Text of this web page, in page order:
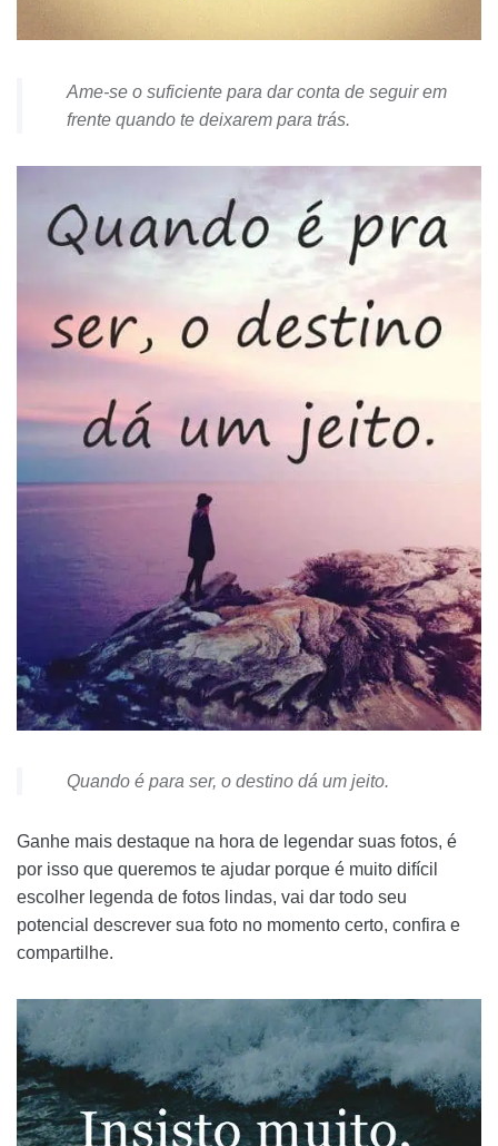
Ame-se o suficiente para dar conta de seguir em
frente quando te deixarem para trás.
Quando é para ser, o destino dá um jeito.
Ganhe mais destaque na hora de legendar suas fotos, é
por isso que queremos te ajudar porque é muito difícil
escolher legenda de fotos lindas, vai dar todo seu
potencial descrever sua foto no momento certo, confira e
compartilhe.